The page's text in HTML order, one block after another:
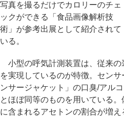
写真を撮るだけでカロリーのチェ
ックができる「食品画像解析技
術」が参考出展として紹介されて
いる。
小型の呼気計測装置は、従来の
を実現しているのが特徴。セン
ンサージャケット」の口臭/アル
とほぼ同等のものを用いている
に含まれるアセトンの割合が増